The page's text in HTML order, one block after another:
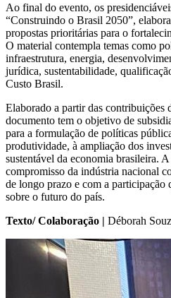
Ao final do evento, os
“Construindo o Brasil 2050”,
propostas prioritárias para o
O material contempla temas como
infraestrutura, energia,
jurídica, sustentabilidade,
Custo Brasil.
Elaborado a partir das contribuições
documento tem o objetivo de
para a formulação de políticas
produtividade, à ampliação dos
sustentável da economia brasileira.
compromisso da indústria nacional
de longo prazo e com a participação
sobre o futuro do país.
Texto/ Colaboração | Déborah